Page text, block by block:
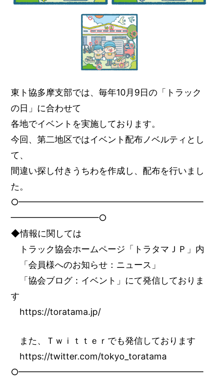
東ト協多摩支部では、毎年10月9日の「トラック
の日」に合わせて
各地でイベントを実施しております。
今回、第二地区ではイベント配布ノベルティとし
て、
間違い探し付きうちわを作成し、配布を行いまし
た。
○━━━━━━━━━━━━━━━━━━━━━
━━━━━━━━━━○
◆情報に関しては
トラック協会ホームページ「トラタマＪＰ」内
「会員様へのお知らせ：ニュース」
「協会ブログ：イベント」にて発信しておりま
す
https://toratama.jp/
また、Ｔｗｉｔｔｅｒでも発信しております
https://twitter.com/tokyo_toratama
○━━━━━━━━━━━━━━━━━━━━━